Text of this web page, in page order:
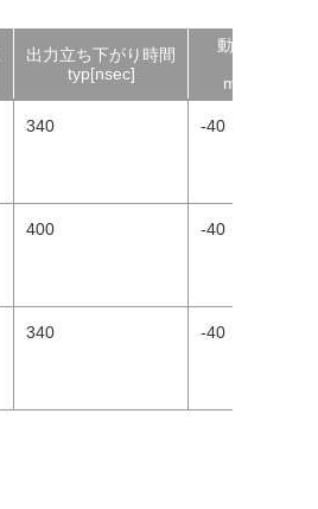
出力立ち下がり時間
typ[nsec]
動作温度
min[°C]
340 -40
400 -40
340 -40